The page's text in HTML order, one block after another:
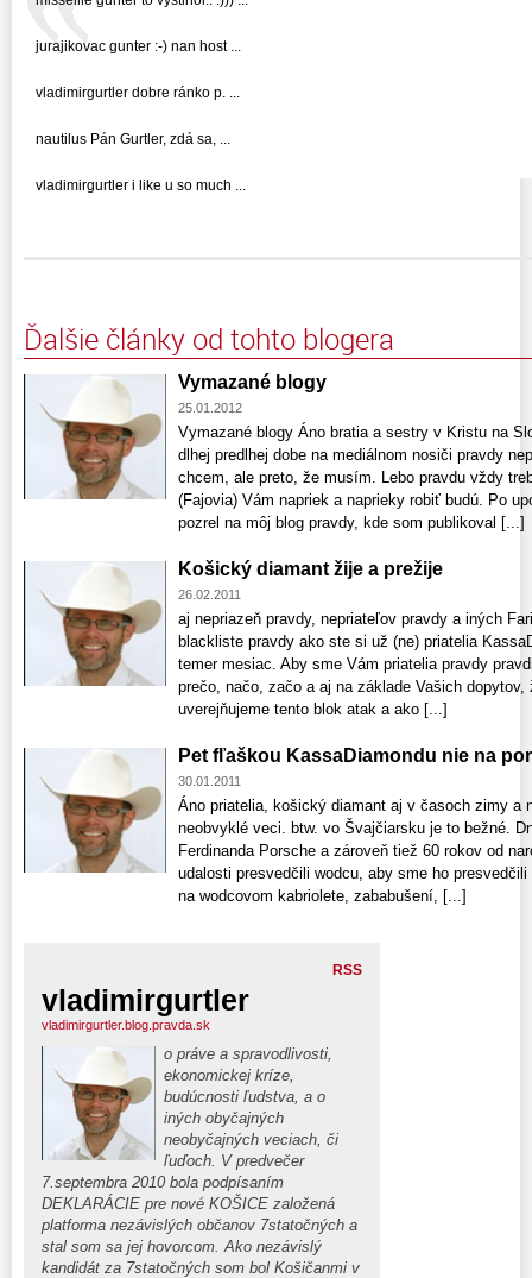
jurajikovac gunter :-) nan host ...
vladimirgurtler dobre ránko p. ...
nautilus Pán Gurtler, zdá sa, ...
vladimirgurtler i like u so much ...
Ďalšie články od tohto blogera
Vymazané blogy
25.01.2012
Vymazané blogy Áno bratia a sestry v Kristu na
dlhej predlhej dobe na mediálnom nosiči pravdy
chcem, ale preto, že musím. Lebo pravdu vždy
(Fajovia) Vám napriek a naprieky robiť budú. Po
pozrel na môj blog pravdy, kde som publikoval [...]
Košický diamant žije a prežije
26.02.2011
aj nepriazeň pravdy, nepriateľov pravdy a iných
blackliste pravdy ako ste si už (ne) priatelia
temer mesiac. Aby sme Vám priatelia pravdy
prečo, načo, začo a aj na základe Vašich
uverejňujeme tento blok atak a ako [...]
Pet fľaškou KassaDiamondu nie na
30.01.2011
Áno priatelia, košický diamant aj v časoch zimy a
neobvyklé veci. btw. vo Švajčiarsku je to bežné.
Ferdinanda Porsche a zároveň tiež 60 rokov od
udalosti presvedčili wodcu, aby sme ho
na wodcovom kabriolete, zababušení, [...]
RSS
vladimirgurtler
vladimirgurtler.blog.pravda.sk
o práve a spravodlivosti,
ekonomickej kríze,
budúcnosti ľudstva, a o
iných obyčajných
neobyčajných veciach, či
ľuďoch. V predvečer
7.septembra 2010 bola podpísaním
DEKLARÁCIE pre nové KOŠICE založená
platforma nezávislých občanov 7statočných a
stal som sa jej hovorcom. Ako nezávislý
kandidát za 7statočných som bol Košičanmi v